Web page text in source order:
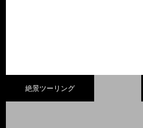
絶景ツーリング